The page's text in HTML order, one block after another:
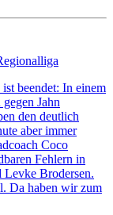
beendet: In einem
Jahn
den deutlich
aber immer
Coco
Fehlern in
Levke Brodersen.
Da haben wir zum